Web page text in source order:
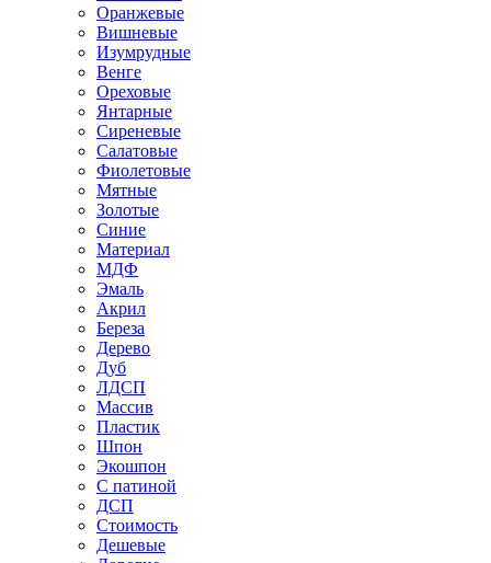
Оранжевые
Вишневые
Изумрудные
Венге
Ореховые
Янтарные
Сиреневые
Салатовые
Фиолетовые
Мятные
Золотые
Синие
Материал
МДФ
Эмаль
Акрил
Береза
Дерево
Дуб
ЛДСП
Массив
Пластик
Шпон
Экошпон
С патиной
ДСП
Стоимость
Дешевые